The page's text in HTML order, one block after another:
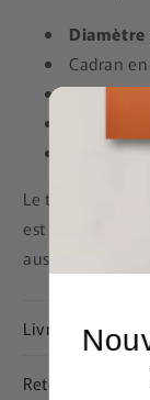
Diamètre
Cadran
Garantie
Le temps est
est une
aussi notre
Livraison et
Retours et